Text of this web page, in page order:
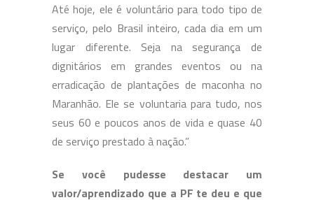
Até hoje, ele é voluntário para todo tipo de
serviço, pelo Brasil inteiro, cada dia em um
lugar diferente. Seja na segurança de
dignitários em grandes eventos ou na
erradicação de plantações de maconha no
Maranhão. Ele se voluntaria para tudo, nos
seus 60 e poucos anos de vida e quase 40
de serviço prestado à nação.”
Se você pudesse destacar um
valor/aprendizado que a PF te deu e que